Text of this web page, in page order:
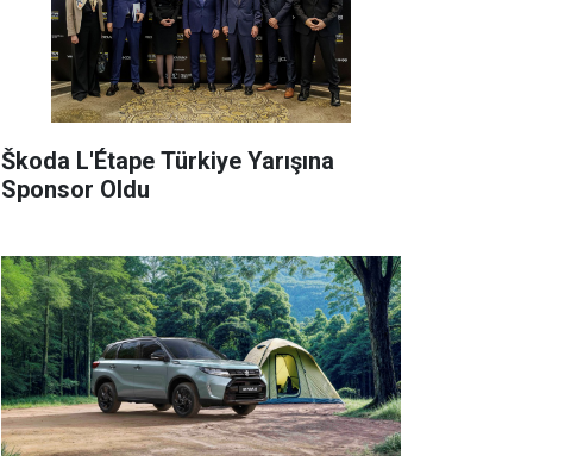
Škoda L'Étape Türkiye Yarışına
Sponsor Oldu